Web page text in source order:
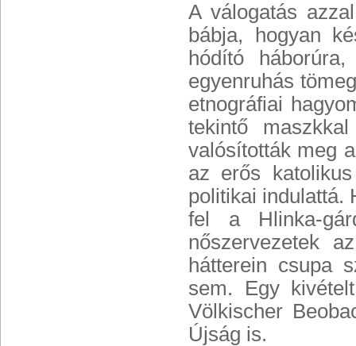
A válogatás
bábja, hogyan
hódító
egyenruhás
etnográfiai
tekintő
valósították meg
az erős
politikai indulattá.
fel a Hlinka-
nőszervezetek
hátterein csupa
sem. Egy
Völkischer
Újság is.